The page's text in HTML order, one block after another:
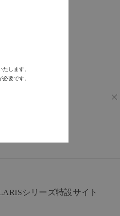
シリーズ特設サイト
します。
要です。